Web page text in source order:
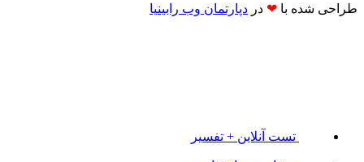
طراحی شده با ❤ در دپارتمان وب رابینیا​​
تست آنلاین + تفسیر